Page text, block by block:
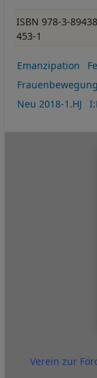
ISBN 978-3-
453-1
Emanzipation
Frauenbewegung
Neu 2018-1.HJ
Verein zur